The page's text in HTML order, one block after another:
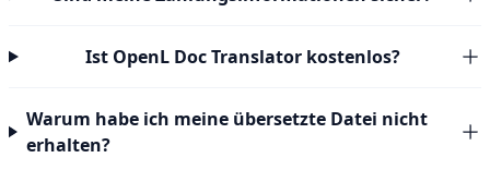
Ist OpenL Doc Translator kostenlos?
Warum habe ich meine übersetzte Datei nicht
erhalten?